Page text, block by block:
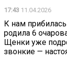
17:43 11.04.2026
К нам
родила 6
Щенки уже
звонкие —